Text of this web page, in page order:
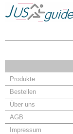
Produkte
Bestellen
Über uns
AGB
Impressum